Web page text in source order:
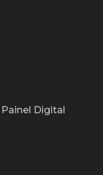
Painel Digital